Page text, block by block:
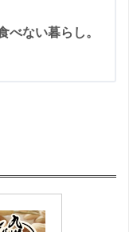
べない暮らし。